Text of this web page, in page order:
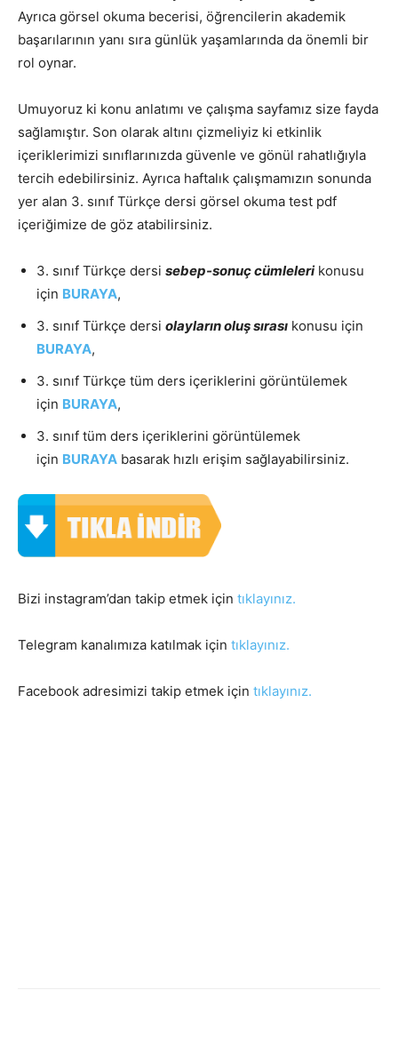
Ayrıca görsel okuma becerisi, öğrencilerin akademik
başarılarının yanı sıra günlük yaşamlarında da önemli bir
rol oynar.
Umuyoruz ki konu anlatımı ve çalışma sayfamız size fayda
sağlamıştır. Son olarak altını çizmeliyiz ki etkinlik
içeriklerimizi sınıflarınızda güvenle ve gönül rahatlığıyla
tercih edebilirsiniz. Ayrıca haftalık çalışmamızın sonunda
yer alan 3. sınıf Türkçe dersi görsel okuma test pdf
içeriğimize de göz atabilirsiniz.
3. sınıf Türkçe dersi sebep-sonuç cümlelerikonusu
için BURAYA,
3. sınıf Türkçe dersi olayların oluş sırası konusu için
BURAYA,
3. sınıf Türkçe tüm ders içeriklerini görüntülemek
için BURAYA,
3. sınıf tüm ders içeriklerini görüntülemek
için BURAYA basarak hızlı erişim sağlayabilirsiniz.
Bizi instagram’dan takip etmek için tıklayınız.
Telegram kanalımıza katılmak için tıklayınız.
Facebook adresimizi takip etmek için tıklayınız.